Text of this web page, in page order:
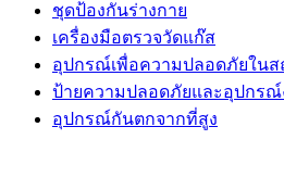
ชุดป้องกันร่างกาย
เครื่องมือตรวจวัดแก๊ส
อุปกรณ์เพื่อความปลอดภัยใน
ป้ายความปลอดภัยและอุปกรณ์
อุปกรณ์กันตกจากที่สูง